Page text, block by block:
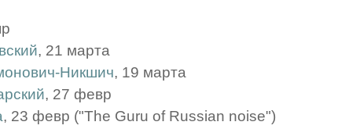
, 21 марта
Никшич, 19 марта
, 27 февр
, 23 февр ("The Guru of Russian noise")